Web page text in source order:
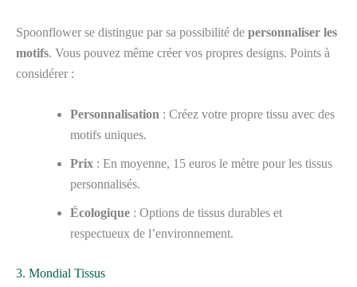
Spoonflower se distingue par sa possibilité de personnaliser les
motifs. Vous pouvez même créer vos propres designs. Points à
considérer :
Personnalisation : Créez votre propre tissu avec des
motifs uniques.
Prix : En moyenne, 15 euros le mètre pour les tissus
personnalisés.
Écologique : Options de tissus durables et
respectueux de l’environnement.
3. Mondial Tissus